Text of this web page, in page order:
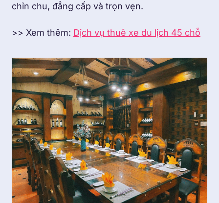
chỉn chu, đẳng cấp và trọn vẹn.
>> Xem thêm: Dịch vụ thuê xe du lịch 45 chỗ